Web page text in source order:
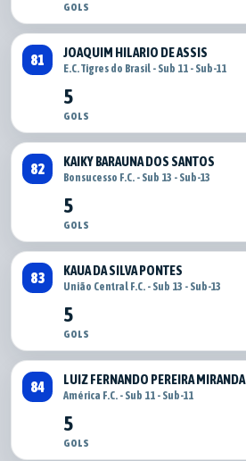
GOLS
81 JOAQUIM HILARIO DE ASSIS
E.C. Tigres do Brasil - Sub 11 - Sub-11
5
GOLS
82 KAIKY BARAUNA DOS SANTOS
Bonsucesso F.C. - Sub 13 - Sub-13
5
GOLS
83 KAUA DA SILVA PONTES
União Central F.C. - Sub 13 - Sub-13
5
GOLS
84 LUIZ FERNANDO PEREIRA MIRANDA
América F.C. - Sub 11 - Sub-11
5
GOLS